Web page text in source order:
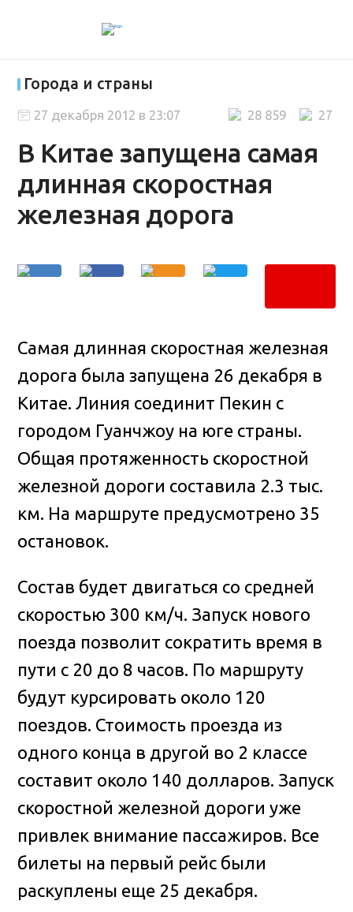
Города и страны
В Китае запущена самая
длинная скоростная
железная дорога
27
28 859
27 декабря 2012 в 23:07
Самая длинная скоростная железная
дорога была запущена 26 декабря в
Китае. Линия соединит Пекин с
городом Гуанчжоу на юге страны.
Общая протяженность скоростной
железной дороги составила 2.3 тыс.
км. На маршруте предусмотрено 35
остановок.
Состав будет двигаться со средней
скоростью 300 км/ч. Запуск нового
поезда позволит сократить время в
пути с 20 до 8 часов. По маршруту
будут курсировать около 120
поездов. Стоимость проезда из
одного конца в другой во 2 классе
составит около 140 долларов. Запуск
скоростной железной дороги уже
привлек внимание пассажиров. Все
билеты на первый рейс были
раскуплены еще 25 декабря.